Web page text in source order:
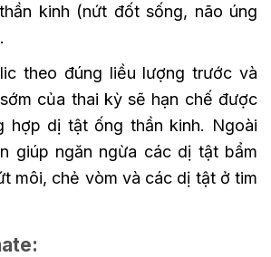
kinh (nứt đốt sống, não úng
theo đúng liều lượng trước và
của thai kỳ sẽ hạn chế được
hợp dị tật ống thần kinh. Ngoài
giúp ngăn ngừa các dị tật bẩm
môi, chẻ vòm và các dị tật ở tim